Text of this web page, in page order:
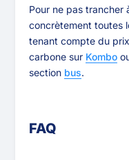
Pour ne pas trancher
concrètement toutes
tenant compte du
carbone sur Kombo
section bus.
FAQ